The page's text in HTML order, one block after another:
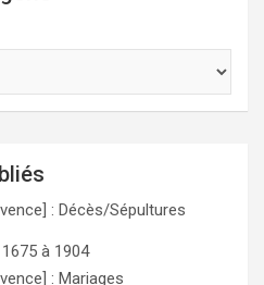
: Décès/Sépultures
à 1904
: Mariages